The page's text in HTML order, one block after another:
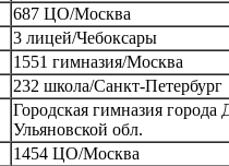
687 ЦО/Москва
3 лицей/Чебоксары
1551 гимназия/Москва
232 школа/Санкт-Петербург
Городская гимназия
Ульяновской обл.
1454 ЦО/Москва